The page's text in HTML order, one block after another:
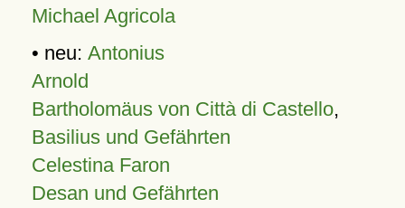
Michael Agricola
• neu: Antonius
Arnold
Bartholomäus von Città di Castello,
Basilius und Gefährten
Celestina Faron
Desan und Gefährten